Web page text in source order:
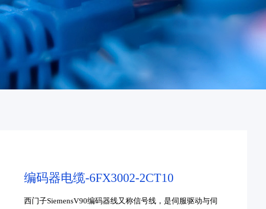
编码器电缆-6FX3002-2CT10
西门子SiemensV90编码器线又称信号线，是伺服驱动与伺